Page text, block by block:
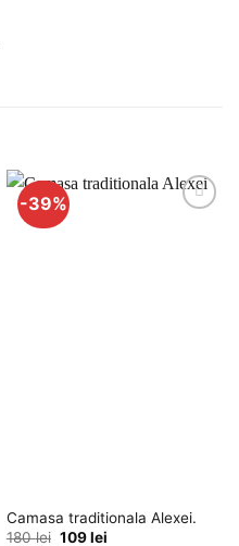
-39%
Camasa traditionala Alexei.
180lei Prețul
109leiPrețul